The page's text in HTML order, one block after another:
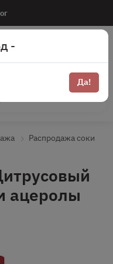
Распродажа соки
ацеролы
-
Да!